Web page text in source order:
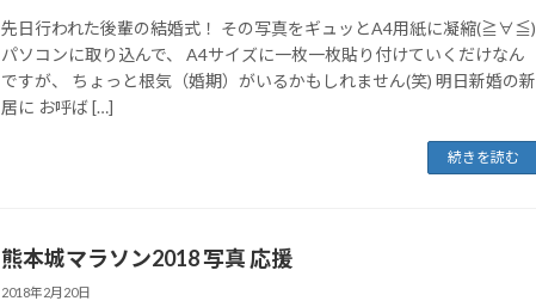
先日行われた後輩の結婚式！ その写真をギュッとA4用紙に凝縮(≧∀≦)
パソコンに取り込んで、 A4サイズに一枚一枚貼り付けていくだけなん
ですが、 ちょっと根気（婚期）がいるかもしれません(笑) 明日新婚の新
居に お呼ば […]
続きを読む
熊本城マラソン2018 写真 応援
2018年2月20日